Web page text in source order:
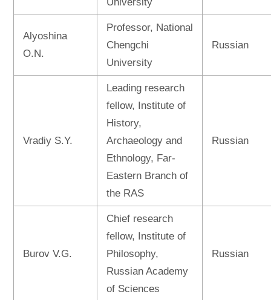
Alyoshina
O.N.
Professor, National
Chengchi
University
Russian
Vradiy S.Y.
Leading research
fellow, Institute of
History,
Archaeology and
Ethnology, Far-
Eastern Branch of
the RAS
Russian
Burov V.G.
Chief research
fellow, Institute of
Philosophy,
Russian Academy
of Sciences
Russian